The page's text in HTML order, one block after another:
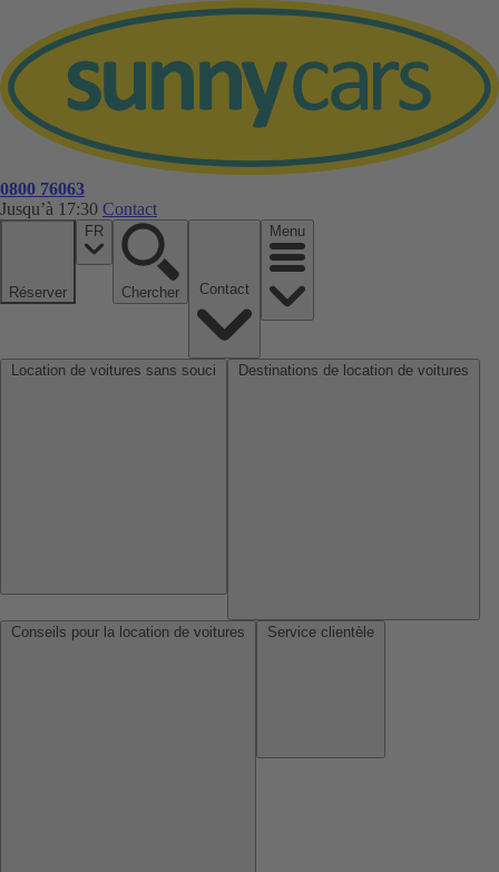
0800 76063
Jusqu’à 17:30 Contact
Réserver
FR
Chercher
Menu